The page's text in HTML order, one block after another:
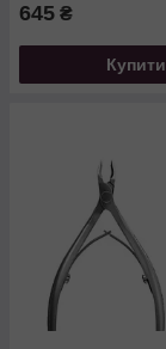
645 ₴
Купити